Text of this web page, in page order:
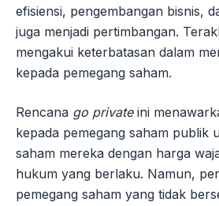
efisiensi, pengembangan bisnis,
juga menjadi pertimbangan.
mengakui keterbatasan dalam
kepada pemegang saham.
Rencana go privateini
kepada pemegang saham publik
saham mereka dengan harga
hukum yang berlaku. Namun,
pemegang saham yang tidak